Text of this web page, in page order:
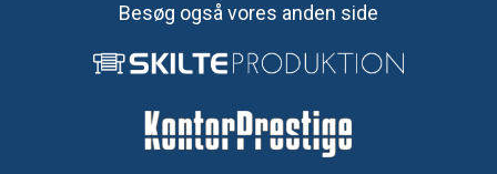
Besøg også vores anden side